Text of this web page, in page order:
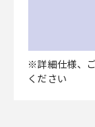
※詳細仕様、
ください